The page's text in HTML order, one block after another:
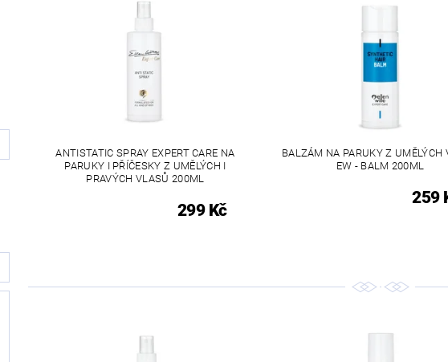
ANTISTATIC SPRAY EXPERT CARE NA
PARUKY I PŘÍČESKY Z UMĚLÝCH I
PRAVÝCH VLASŮ 200ML
299 Kč
BALZÁM NA PARUKY Z UMĚLÝCH
EW - BALM 200ML
259